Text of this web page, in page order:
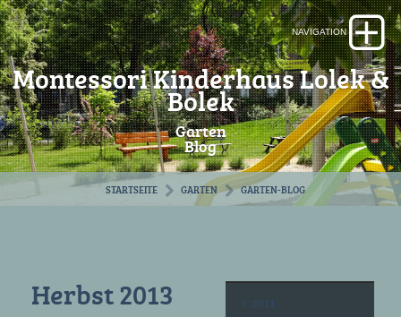
Montessori Kinderhaus Lolek &
Bolek
Garten
Blog
STARTSEITE GARTEN GARTEN-BLOG
Herbst 2013
2011